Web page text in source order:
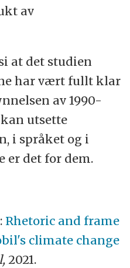
av
at det studien
har vært fullt klar
av 1990-
utsette
i språket og i
er det for dem.
Rhetoric and frame
climate change
2021.